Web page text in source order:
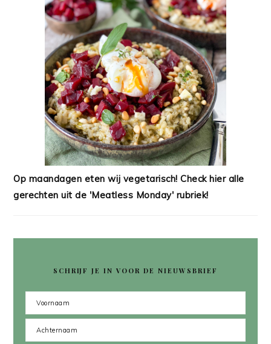
Op maandagen eten wij vegetarisch! Check hier alle
gerechten uit de 'Meatless Monday' rubriek!
SCHRIJF JE IN VOOR DE NIEUWSBRIEF